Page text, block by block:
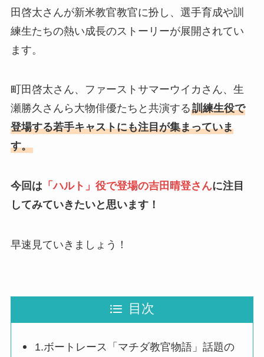
田啓太さんが新米教官教官に扮し、選手育成や訓
練生たちの熱い成長のストーリーが展開されてい
ます。
町田啓太さん、ファーストサマーウイカさん、生
瀬勝久さんら大物俳優たちと共演する訓練生役で
登場する若手キャストにも注目が集まっていま
す。
今回は「ハルト」役で登場の吉田晴登さんに注目
してみていきたいと思います！
早速見ていきましょう！
目次
1.ボートレース「マチダ教官物語」話題の